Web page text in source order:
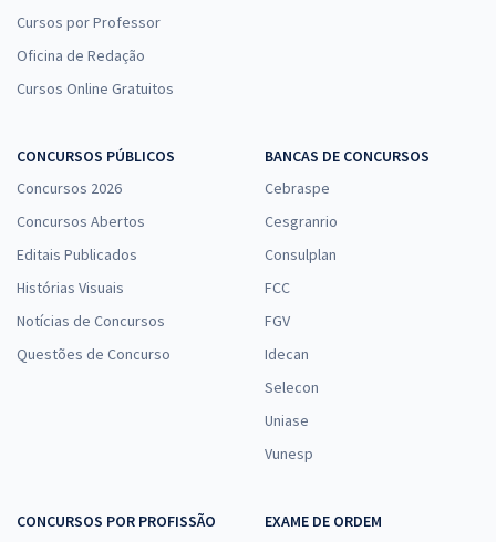
Cursos por Professor
Oficina de Redação
Cursos Online Gratuitos
CONCURSOS PÚBLICOS
Concursos 2026
Concursos Abertos
Editais Publicados
Histórias Visuais
Notícias de Concursos
Questões de Concurso
BANCAS DE CONCURSOS
Cebraspe
Cesgranrio
Consulplan
FCC
FGV
Idecan
Selecon
Uniase
Vunesp
CONCURSOS POR PROFISSÃO
EXAME DE ORDEM